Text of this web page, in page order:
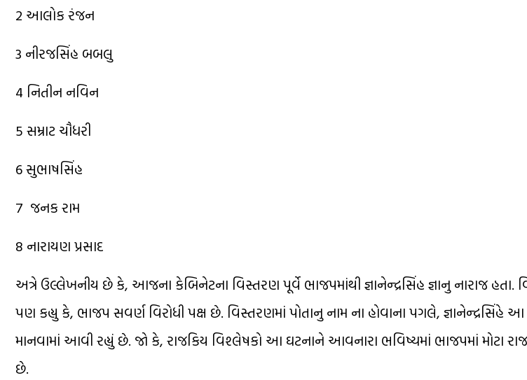
2 આલોક રંજન
3 નીરજસિંહ બબલુ
4 નિતીન નવિન
5 સમ્રાટ ચૌધરી
6 સુભાષસિંહ
7 જનક રામ
8 નારાયણ પ્રસાદ
અત્રે ઉલ્લેખનીય છે કે, આજના કેબિનેટના વિસ્તરણ પૂર્વે ભાજપમાંથી જ્ઞાનેન્દ્રસિંહ જ્ઞાનુ નારાજ હતા.
પણ કહ્યુ કે, ભાજપ સવર્ણ વિરોધી પક્ષ છે. વિસ્તરણમાં પોતાનુ નામ ના હોવાના પગલે, જ્ઞાનેન્દ્રસિંહે આ
માનવામાં આવી રહ્યું છે. જો કે, રાજકિય વિશ્લેષકો આ ઘટનાને આવનારા ભવિષ્યમાં ભાજપમાં મોટા
છે.